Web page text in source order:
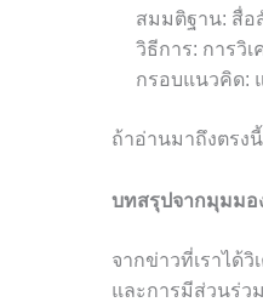
สมมติฐาน: สื่อ
วิธีการ: การวิ
กรอบแนวคิด:
ถ้าอ่านมาถึงตรง
บทสรุปจากมุมมอ
จากข่าวที่เราได้
และการมีส่วนร่ว